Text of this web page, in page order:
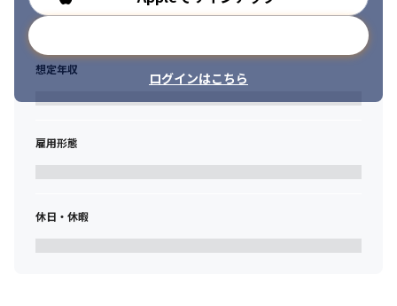
ログインはこちら
想定年収
雇用形態
休日・休暇